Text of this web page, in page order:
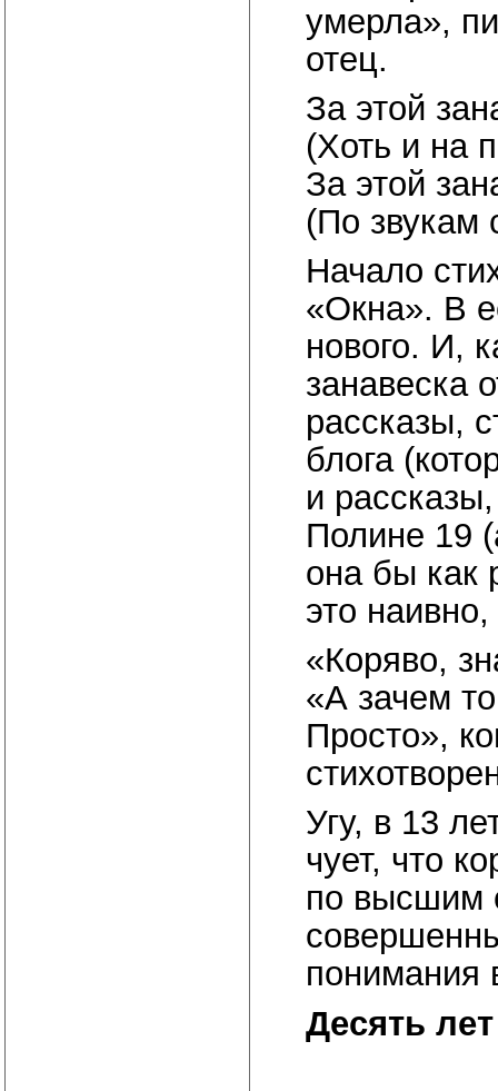
умерла»,
отец.
За этой
(Хоть и на
За этой
(По звукам
Начало
«Окна». В
нового. И,
занавеска
рассказы,
блога
и
Полине 19
она бы как
это
«Коряво,
«А зачем
Просто»,
Угу, в 13
чует, что
по высшим
понимания
Десять лет